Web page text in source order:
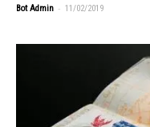
Bot Admin - 11/02/2019